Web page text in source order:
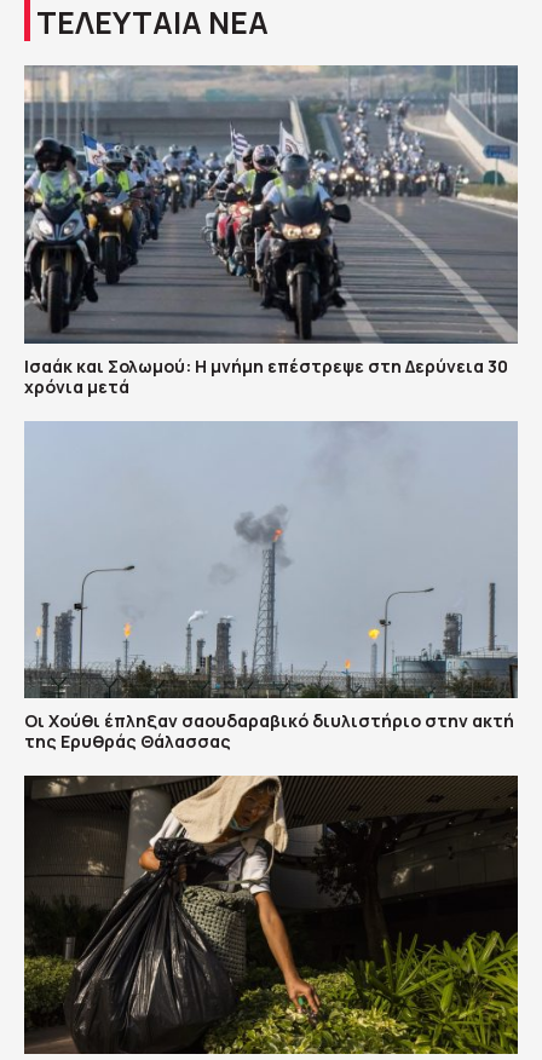
ΤΕΛΕΥΤΑΙΑ ΝΕΑ
Ισαάκ και Σολωμού: Η μνήμη επέστρεψε στη Δερύνεια 30
χρόνια μετά
Οι Χούθι έπληξαν σαουδαραβικό διυλιστήριο στην ακτή
της Ερυθράς Θάλασσας